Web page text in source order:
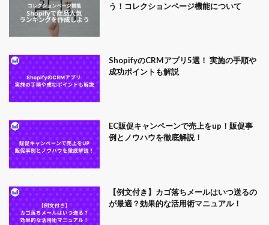
う！コレクションページ機能について
ShopifyのCRMアプリ5選！ 実施の手順や
成功ポイントも解説
EC販促キャンペーンで売上をup！販促事
例とノウハウを徹底解説！
【例文付き】カゴ落ちメールはいつ送るの
が最適？効果的な活用術マニュアル！